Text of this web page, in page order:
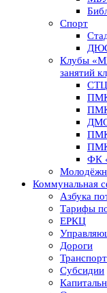
Спорт
Клубы
занятий
СТЦ
ПМК
ДМО
ПМК
ФК
Коммунальная
Азбука
Тарифы
ЕРКЦ
Дороги
Транспорт
Субсидии